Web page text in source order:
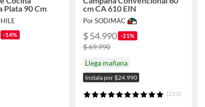
Plata 90 Cm
-14%
cm CA 610 EIN
Por SODIMAC
$ 54.990 -21%
$ 69.990
Llega mañana
Instala por $24.990
(253)